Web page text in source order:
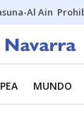
Al Ain
MUNDO